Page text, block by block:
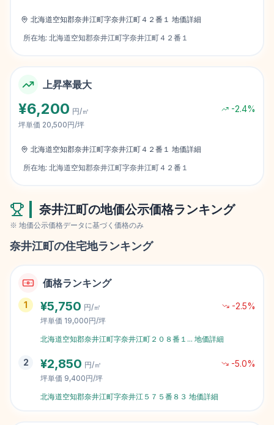
北海道空知郡奈井江町字奈井江町４２番１ 地価詳細
所在地: 北海道空知郡奈井江町字奈井江町４２番１
上昇率最大
¥6,200 円/㎡ -2.4%
坪単価 20,500円/坪
北海道空知郡奈井江町字奈井江町４２番１ 地価詳細
所在地: 北海道空知郡奈井江町字奈井江町４２番１
奈井江町の地価公示価格ランキング
※ 地価公示価格データに基づく価格のみ
奈井江町の住宅地ランキング
価格ランキング
1 ¥5,750 円/㎡ -2.5%
坪単価 19,000円/坪
北海道空知郡奈井江町字奈井江町２０８番１ ... 地価詳細
2 ¥2,850 円/㎡ -5.0%
坪単価 9,400円/坪
北海道空知郡奈井江町字奈井江５７５番８３ 地価詳細